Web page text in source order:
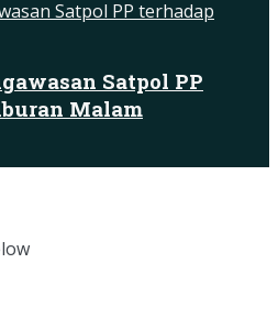
Satpol PP
Malam